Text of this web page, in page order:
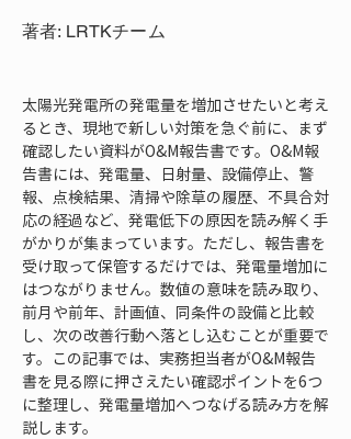
著者: LRTKチーム
太陽光発電所の発電量を増加させたいと考え
るとき、現地で新しい対策を急ぐ前に、まず
確認したい資料がO&M報告書です。O&M報
告書には、発電量、日射量、設備停止、警
報、点検結果、清掃や除草の履歴、不具合対
応の経過など、発電低下の原因を読み解く手
がかりが集まっています。ただし、報告書を
受け取って保管するだけでは、発電量増加に
はつながりません。数値の意味を読み取り、
前月や前年、計画値、同条件の設備と比較
し、次の改善行動へ落とし込むことが重要で
す。この記事では、実務担当者がO&M報告
書を見る際に押さえたい確認ポイントを6つ
に整理し、発電量増加へつなげる読み方を解
説します。